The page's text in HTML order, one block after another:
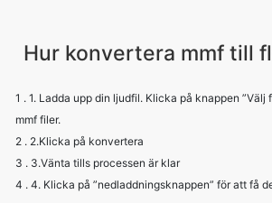
Hur konvertera mmf till
1 . 1. Ladda upp din ljudfil. Klicka på knappen ”Välj
mmf filer.
2 . 2.Klicka på konvertera
3 . 3.Vänta tills processen är klar
4 . 4. Klicka på ”nedladdningsknappen” för att få